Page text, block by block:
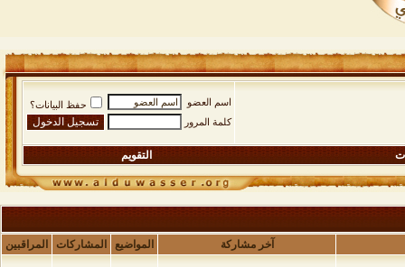
اسم العضو
حفظ البيانات؟
كلمة المرور
التقويم
آخر مشاركة المواضيع المشاركات المراقبين